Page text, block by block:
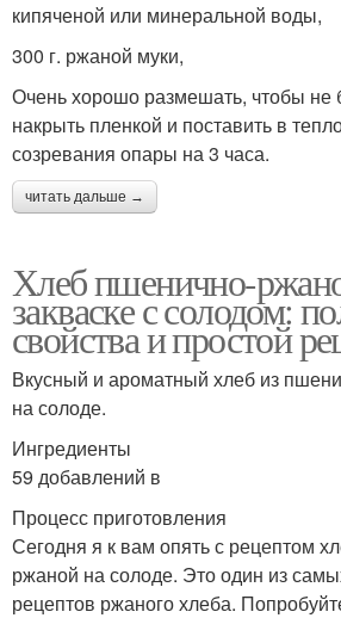
кипяченой или минеральной воды,
300 г. ржаной муки,
Очень хорошо размешать, чтобы не
накрыть пленкой и поставить в
созревания опары на 3 часа.
читать дальше →
Хлеб пшенично-
закваске с солодом:
свойства и простой
Вкусный и ароматный хлеб из
на солоде.
Ингредиенты
59 добавлений в
Процесс приготовления
Сегодня я к вам опять с рецептом
ржаной на солоде. Это один из
рецептов ржаного хлеба.